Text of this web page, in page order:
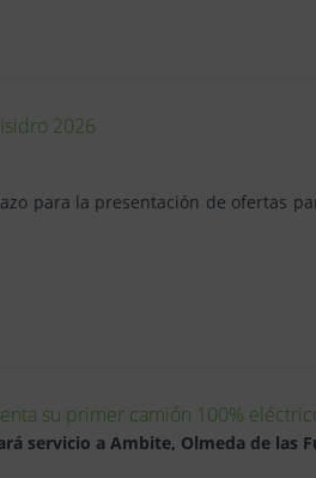
2026
para la presentación de ofertas
su primer camión 100%
servicio a Ambite, Olmeda de las